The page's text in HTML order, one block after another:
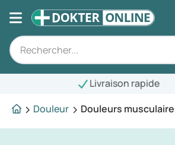
Livraison rapide
Douleur
Douleurs